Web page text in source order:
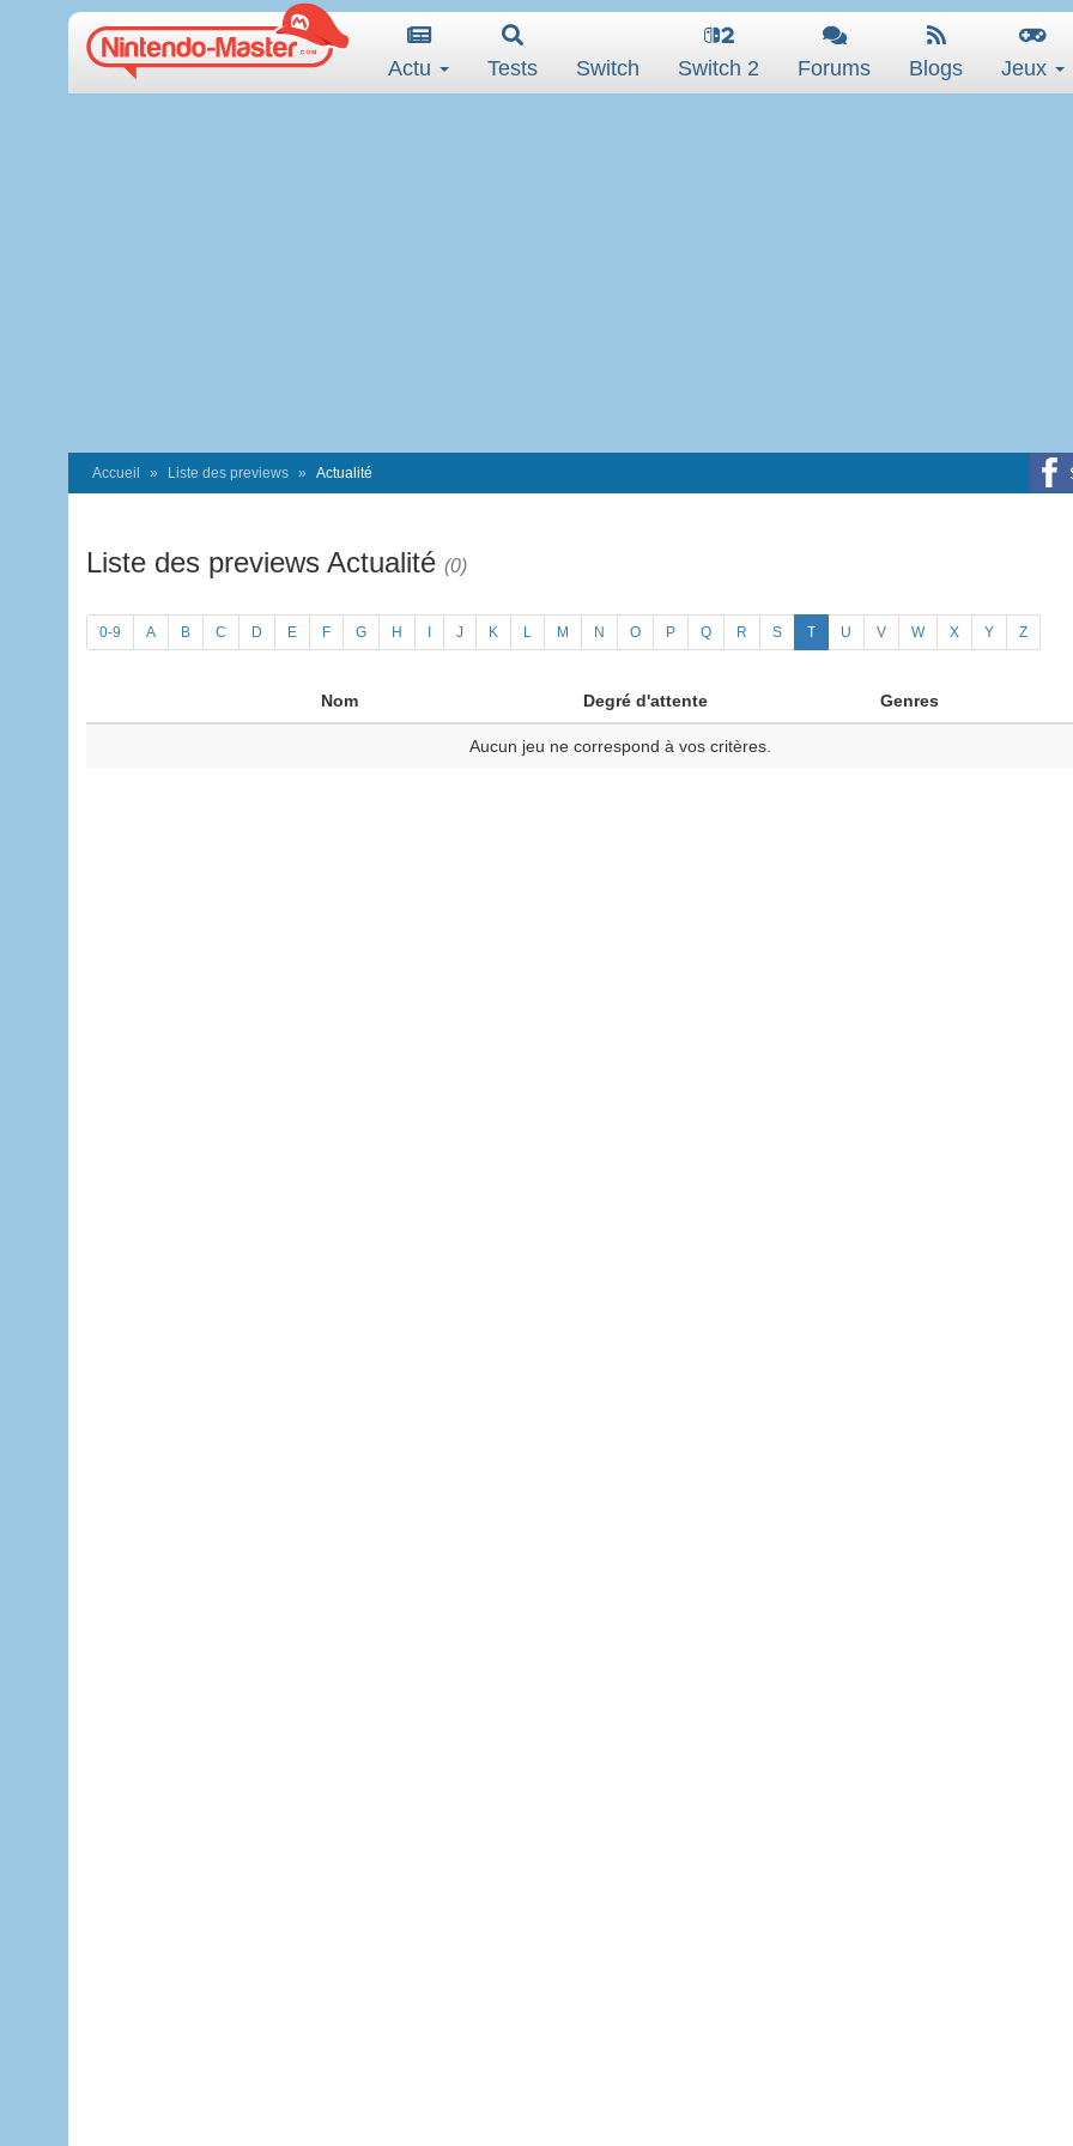
Actu Tests Switch Switch 2 Forums Blogs Jeux
Accueil Liste des previews Actualité
Liste des previews Actualité (0)
0-9 A B C D E F G H J K L M N O P Q R S T U V W X Y Z
Nom Degré d'attente Genres
Aucun jeu ne correspond à vos critères.